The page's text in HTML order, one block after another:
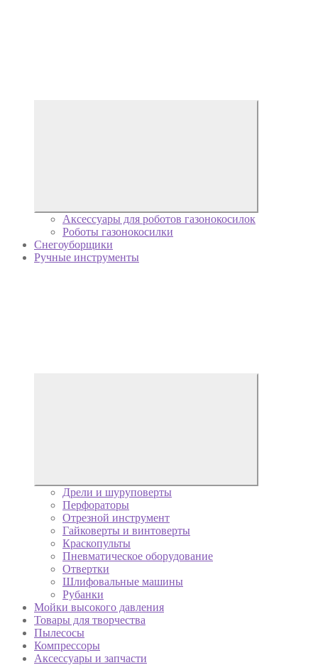
Аксессуары для роботов газонокосилок
Роботы газонокосилки
Снегоуборщики
Ручные инструменты
Дрели и шуруповерты
Перфораторы
Отрезной инструмент
Гайковерты и винтоверты
Краскопульты
Пневматическое оборудование
Отвертки
Шлифовальные машины
Рубанки
Мойки высокого давления
Товары для творчества
Пылесосы
Компрессоры
Аксессуары и запчасти